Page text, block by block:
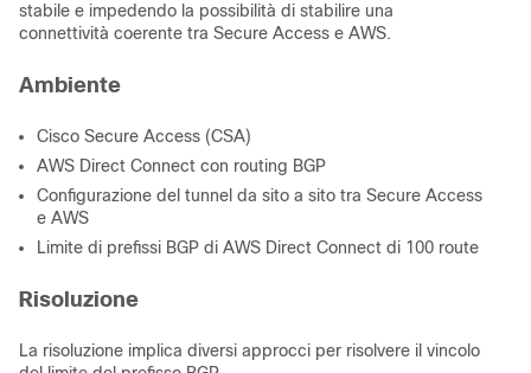
stabile e impedendo la possibilità di stabilire una
connettività coerente tra Secure Access e AWS.
Ambiente
Cisco Secure Access (CSA)
AWS Direct Connect con routing BGP
Configurazione del tunnel da sito a sito tra Secure Access
e AWS
Limite di prefissi BGP di AWS Direct Connect di 100 route
Risoluzione
La risoluzione implica diversi approcci per risolvere il vincolo